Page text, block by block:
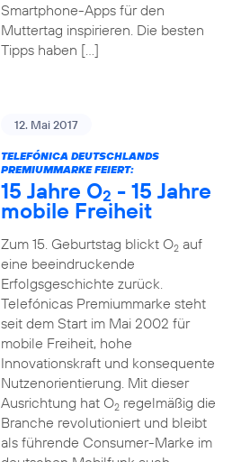
Smartphone-Apps für den
Muttertag inspirieren. Die besten
Tipps haben […]
12. Mai 2017
TELEFÓNICA DEUTSCHLANDS
PREMIUMMARKE FEIERT:
15 Jahre O2 - 15 Jahre
mobile Freiheit
Zum 15. Geburtstag blickt O2auf
eine beeindruckende
Erfolgsgeschichte zurück.
Telefónicas Premiummarke steht
seit dem Start im Mai 2002 für
mobile Freiheit, hohe
Innovationskraft und konsequente
Nutzenorientierung. Mit dieser
Ausrichtung hat O2regelmäßig die
Branche revolutioniert und bleibt
als führende Consumer-Marke im